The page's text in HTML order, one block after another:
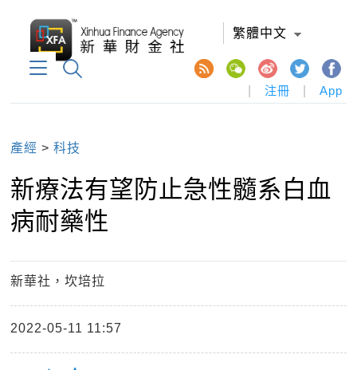
繁體中文
注冊 App
產經 >科技
新療法有望防止急性髓系白血
病耐藥性
新華社，坎培拉
2022-05-11 11:57